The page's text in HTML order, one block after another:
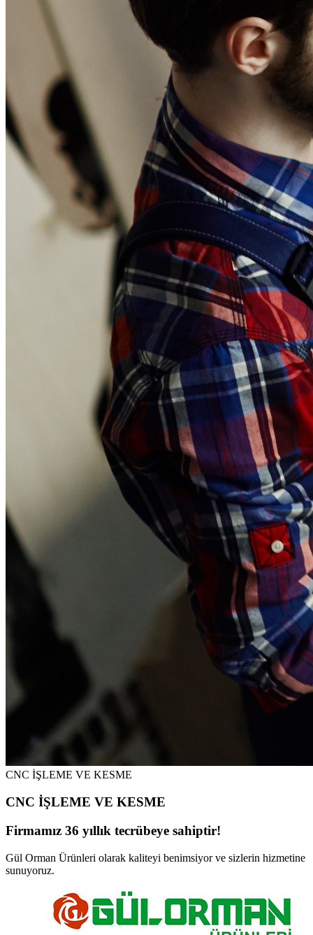
CNC İŞLEME VE KESME
CNC İŞLEME VE KESME
Firmamız 36 yıllık tecrübeye sahiptir!
Gül Orman Ürünleri olarak kaliteyi benimsiyor ve sizlerin hizmetine
sunuyoruz.